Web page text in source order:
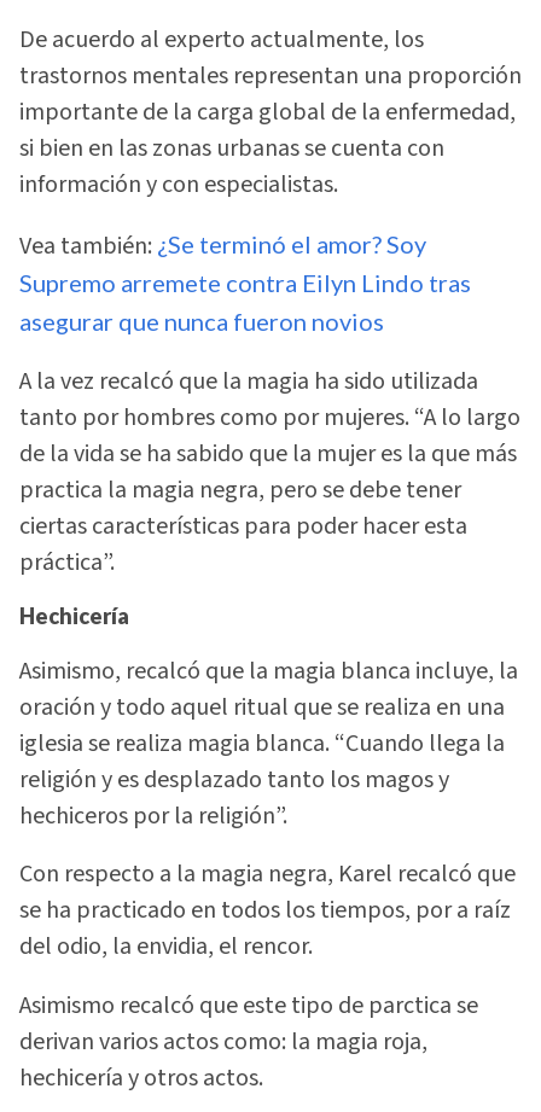
De acuerdo al experto actualmente, los
trastornos mentales representan una proporción
importante de la carga global de la enfermedad,
si bien en las zonas urbanas se cuenta con
información y con especialistas.
Vea también: ¿Se terminó el amor? Soy
Supremo arremete contra Eilyn Lindo tras
asegurar que nunca fueron novios
A la vez recalcó que la magia ha sido utilizada
tanto por hombres como por mujeres. “A lo largo
de la vida se ha sabido que la mujer es la que más
practica la magia negra, pero se debe tener
ciertas características para poder hacer esta
práctica”.
Hechicería
Asimismo, recalcó que la magia blanca incluye, la
oración y todo aquel ritual que se realiza en una
iglesia se realiza magia blanca. “Cuando llega la
religión y es desplazado tanto los magos y
hechiceros por la religión”.
Con respecto a la magia negra, Karel recalcó que
se ha practicado en todos los tiempos, por a raíz
del odio, la envidia, el rencor.
Asimismo recalcó que este tipo de parctica se
derivan varios actos como: la magia roja,
hechicería y otros actos.